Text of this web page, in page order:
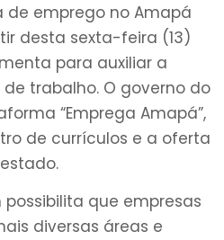
de emprego no Amapá
desta sexta-feira (13)
para auxiliar a
trabalho. O governo do
“Emprega Amapá”,
de currículos e a oferta
que empresas
diversas áreas e